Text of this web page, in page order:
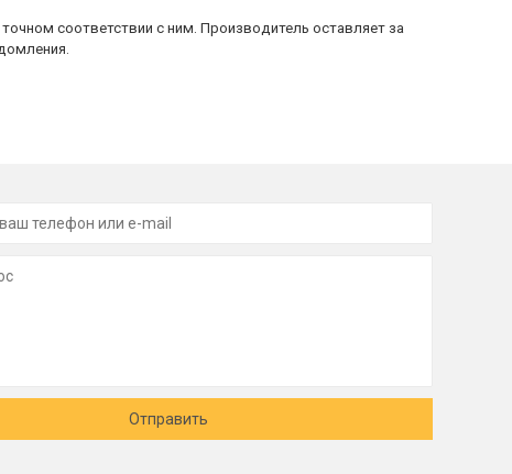
соответствии с ним. Производитель оставляет за
Отправить